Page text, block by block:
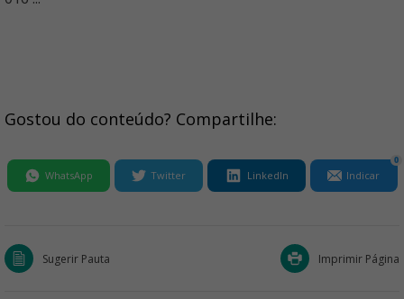
Gostou do conteúdo? Compartilhe:
WhatsApp Twitter LinkedIn Indicar
0
Sugerir Pauta Imprimir Página